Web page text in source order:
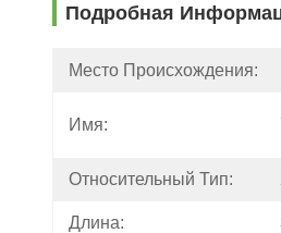
Подробная
Место Происхождения:
Имя:
Относительный Тип:
Длина: